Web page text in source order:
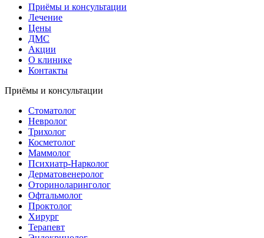
Приёмы и консультации
Лечение
Цены
ДМС
Акции
О клинике
Контакты
Приёмы и консультации
Стоматолог
Невролог
Трихолог
Косметолог
Маммолог
Психиатр-Нарколог
Дерматовенеролог
Оториноларинголог
Офтальмолог
Проктолог
Хирург
Терапевт